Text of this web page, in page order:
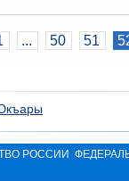
... 50 51
РОССИИ